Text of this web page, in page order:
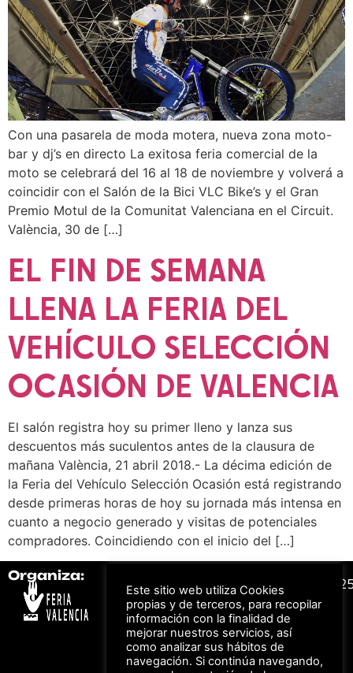
Con una pasarela de moda motera, nueva zona moto-
bar y dj’s en directo La exitosa feria comercial de la
moto se celebrará del 16 al 18 de noviembre y volverá a
coincidir con el Salón de la Bici VLC Bike’s y el Gran
Premio Motul de la Comunitat Valenciana en el Circuit.
València, 30 de […]
EL FIN DE SEMANA
LLENA LA FERIA DEL
VEHÍCULO SELECCIÓN
OCASIÓN DE VALENCIA
El salón registra hoy su primer lleno y lanza sus
descuentos más suculentos antes de la clausura de
mañana València, 21 abril 2018.- La décima edición de
la Feria del Vehículo Selección Ocasión está registrando
desde primeras horas de hoy su jornada más intensa en
cuanto a negocio generado y visitas de potenciales
compradores. Coincidiendo con el inicio del […]
Organiza:
Bonos descuento para
los viajes a ferias
organizadas por Feria
Valencia al obtener tu
entrada
Aviso Legal –
de Privacidad
© Feria Valencia, todos
Este sitio web utiliza Cookies
propias y de terceros, para recopilar
información con la finalidad de
mejorar nuestros servicios, así
como analizar sus hábitos de
navegación. Si continúa navegando,